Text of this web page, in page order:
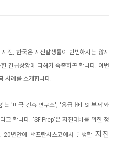
진, 한국은 지진발생률이 빈번하지는 않지
긴급상황에 피해가 속출하곤 합니다. 이번
사례를 소개합니다.
'는 '미국 건축 연구소', '응급대비 SF부서'와
고 합니다. 'SF-Prep'은 지진대비를 위한 정
20년안에 샌프란시스코에서 발생할 지진